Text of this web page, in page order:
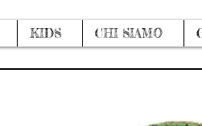
KIDS CHI SIAMO